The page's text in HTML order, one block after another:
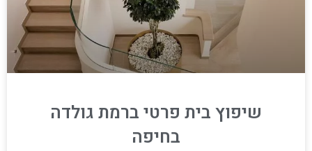
שיפוץ בית פרטי ברמת גולדה
בחיפה